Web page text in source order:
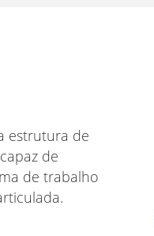
estrutura de
de
de trabalho